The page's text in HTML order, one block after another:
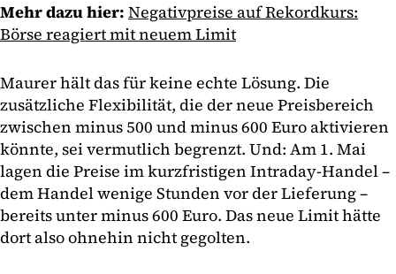
Mehr dazu hier: Negativpreise auf Rekordkurs:
Börse reagiert mit neuem Limit
Maurer hält das für keine echte Lösung. Die
zusätzliche Flexibilität, die der neue Preisbereich
zwischen minus 500 und minus 600 Euro aktivieren
könnte, sei vermutlich begrenzt. Und: Am 1. Mai
lagen die Preise im kurzfristigen Intraday-Handel –
dem Handel wenige Stunden vor der Lieferung –
bereits unter minus 600 Euro. Das neue Limit hätte
dort also ohnehin nicht gegolten.